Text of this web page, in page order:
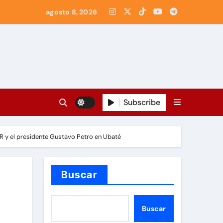
agosto 8, 2026
Subscribe
y el presidente Gustavo Petro en Ubaté
Buscar
Buscar